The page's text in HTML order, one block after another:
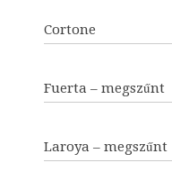
Cortone
Fuerta – megszűnt
Laroya – megszűnt